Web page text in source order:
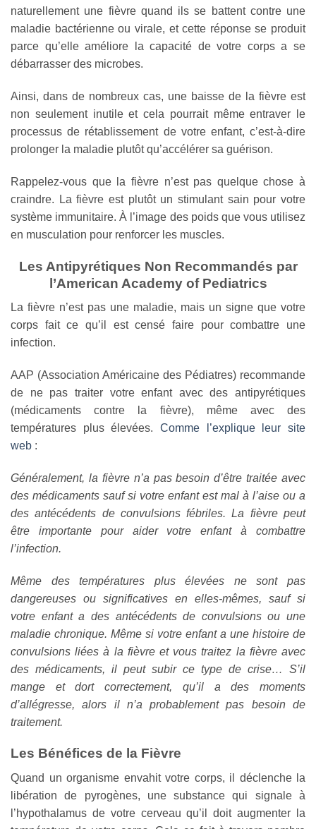
naturellement une fièvre quand ils se battent contre une
maladie bactérienne ou virale, et cette réponse se produit
parce qu’elle améliore la capacité de votre corps a se
débarrasser des microbes.
Ainsi, dans de nombreux cas, une baisse de la fièvre est
non seulement inutile et cela pourrait même entraver le
processus de rétablissement de votre enfant, c’est-à-dire
prolonger la maladie plutôt qu’accélérer sa guérison.
Rappelez-vous que la fièvre n’est pas quelque chose à
craindre. La fièvre est plutôt un stimulant sain pour votre
système immunitaire. À l’image des poids que vous utilisez
en musculation pour renforcer les muscles.
Les Antipyrétiques Non Recommandés par
l’American Academy of Pediatrics
La fièvre n’est pas une maladie, mais un signe que votre
corps fait ce qu’il est censé faire pour combattre une
infection.
AAP (Association Américaine des Pédiatres) recommande
de ne pas traiter votre enfant avec des antipyrétiques
(médicaments contre la fièvre), même avec des
températures plus élevées. Comme l’explique leur site
web :
Généralement, la fièvre n’a pas besoin d’être traitée avec
des médicaments sauf si votre enfant est mal à l’aise ou a
des antécédents de convulsions fébriles. La fièvre peut
être importante pour aider votre enfant à combattre
l’infection.
Même des températures plus élevées ne sont pas
dangereuses ou significatives en elles-mêmes, sauf si
votre enfant a des antécédents de convulsions ou une
maladie chronique. Même si votre enfant a une histoire de
convulsions liées à la fièvre et vous traitez la fièvre avec
des médicaments, il peut subir ce type de crise… S’il
mange et dort correctement, qu’il a des moments
d’allégresse, alors il n’a probablement pas besoin de
traitement.
Les Bénéfices de la Fièvre
Quand un organisme envahit votre corps, il déclenche la
libération de pyrogènes, une substance qui signale à
l’hypothalamus de votre cerveau qu’il doit augmenter la